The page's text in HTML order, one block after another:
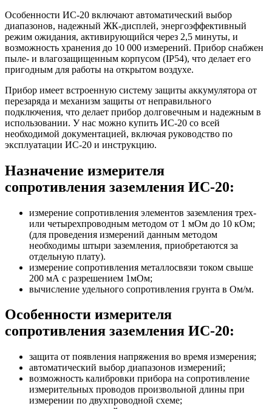
Особенности ИС-20 включают автоматический выбор
диапазонов, надежный ЖК-дисплей, энергоэффективный
режим ожидания, активирующийся через 2,5 минуты, и
возможность хранения до 10 000 измерений. Прибор снабжен
пыле- и влагозащищенным корпусом (IP54), что делает его
пригодным для работы на открытом воздухе.
Прибор имеет встроенную систему защиты аккумулятора от
перезаряда и механизм защиты от неправильного
подключения, что делает прибор долговечным и надежным в
использовании. У нас можно купить ИС-20 со всей
необходимой документацией, включая руководство по
эксплуатации ИС-20 и инструкцию.
Назначение измерителя
сопротивления заземления ИС-20:
измерение сопротивления элементов заземления трех-
или четырехпроводным методом от 1 мОм до 10 кОм;
(для проведения измерений данным методом
необходимы штыри заземления, приобретаются за
отдельную плату).
измерение сопротивления металлосвязи током свыше
200 мА с разрешением 1мОм;
вычисление удельного сопротивления грунта в Ом/м.
Особенности измерителя
сопротивления заземления ИС-20:
защита от появления напряжения во время измерения;
автоматический выбор диапазонов измерений;
возможность калибровки прибора на сопротивление
измерительных проводов произвольной длины при
измерении по двухпроводной схеме;